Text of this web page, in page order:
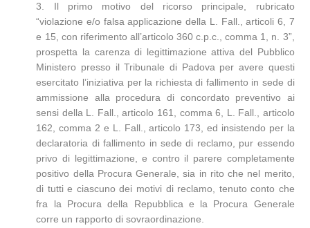
3. Il primo motivo del ricorso principale, rubricato
“violazione e/o falsa applicazione della L. Fall., articoli 6, 7
e 15, con riferimento all’articolo 360 c.p.c., comma 1, n. 3”,
prospetta la carenza di legittimazione attiva del Pubblico
Ministero presso il Tribunale di Padova per avere questi
esercitato l’iniziativa per la richiesta di fallimento in sede di
ammissione alla procedura di concordato preventivo ai
sensi della L. Fall., articolo 161, comma 6, L. Fall., articolo
162, comma 2 e L. Fall., articolo 173, ed insistendo per la
declaratoria di fallimento in sede di reclamo, pur essendo
privo di legittimazione, e contro il parere completamente
positivo della Procura Generale, sia in rito che nel merito,
di tutti e ciascuno dei motivi di reclamo, tenuto conto che
fra la Procura della Repubblica e la Procura Generale
corre un rapporto di sovraordinazione.